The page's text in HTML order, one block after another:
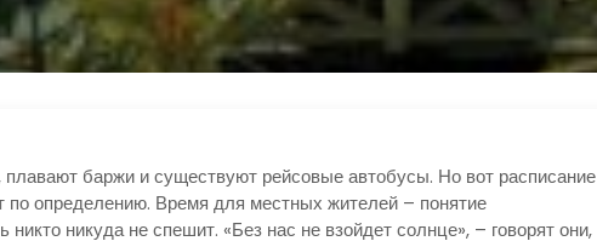
баржи и существуют рейсовые автобусы. Но вот расписание
по определению. Время для местных жителей – понятие
никто никуда не спешит. «Без нас не взойдет солнце», – говорят они,